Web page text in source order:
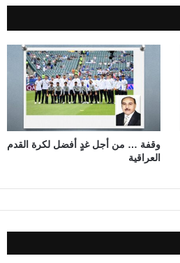
وقفة … من أجل غدٍ أفضل لكرة القدم
العراقية